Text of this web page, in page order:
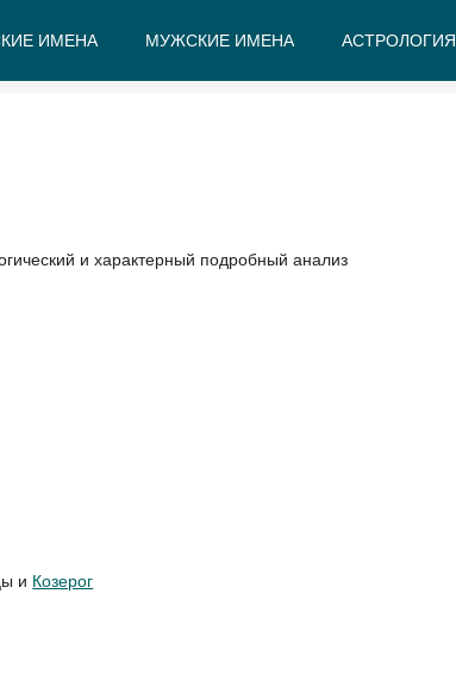
ИМЕНА МУЖСКИЕ ИМЕНА АСТРОЛОГИЯ
и характерный подробный анализ
и Козерог